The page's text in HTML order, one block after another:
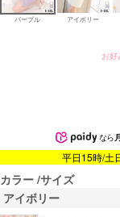
パープル アイボリー
お
なら
平日15時/土
カラー サイズ
アイボリー